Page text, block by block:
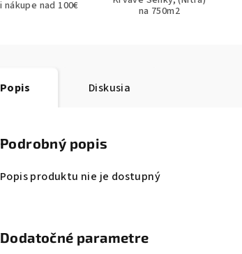
nákupe nad 100€
na 750m2
Popis Diskusia
Podrobný popis
Popis produktu nie je dostupný
Dodatočné parametre